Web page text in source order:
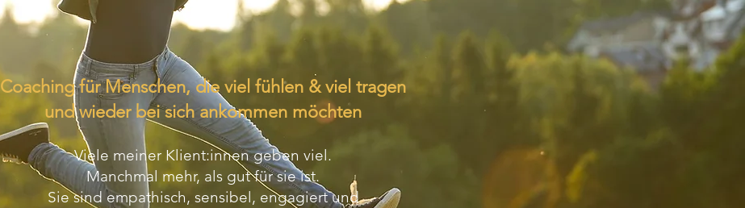
Coaching für Menschen, die viel fühlen & viel tragen
und wieder bei sich ankommen möchten
Viele meiner Klient:innen geben viel.
Manchmal mehr, als gut für sie ist.
Sie sind empathisch, sensibel, engagiert und